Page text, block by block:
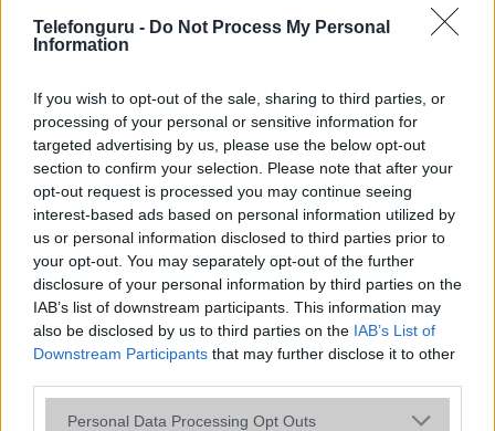
Telefonguru - Do Not Process My Personal
Information
If you wish to opt-out of the sale, sharing to third parties, or
processing of your personal or sensitive information for
targeted advertising by us, please use the below opt-out
section to confirm your selection. Please note that after your
opt-out request is processed you may continue seeing
interest-based ads based on personal information utilized by
us or personal information disclosed to third parties prior to
your opt-out. You may separately opt-out of the further
disclosure of your personal information by third parties on the
IAB’s list of downstream participants. This information may
also be disclosed by us to third parties on the IAB’s List of
Downstream Participants that may further disclose it to other
Please note that this website/app uses one or more Google
Personal Data Processing Opt Outs
llyen szép lesz a Huawei Mate 10!
Két fotón mutathatjuk meg, milyen is lesz a kínai gyártó új
zászlóshajója, szerintünk csodaszép!
Hat col, dual húsz megapixel és jó ár
2017.12.01| Phone Arena
A Huawei nova 2S hamarosan érkezik és igencsak
impozáns tudást hoz.